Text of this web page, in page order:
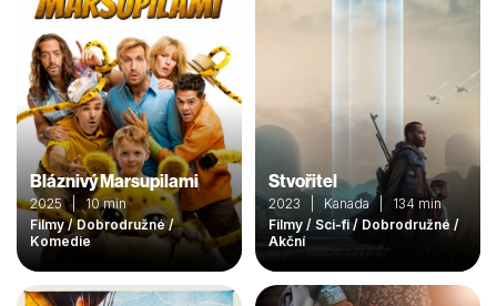
Bláznivý Marsupilami
2025 | 10 min
Filmy / Dobrodružné /
Komedie
Stvořitel
2023 | Kanada | 134 min
Filmy / Sci-fi / Dobrodružné /
Akční